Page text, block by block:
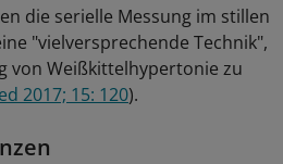
die serielle Messung im stillen
"vielversprechende Technik",
von Weißkittelhypertonie zu
2017; 15: 120).